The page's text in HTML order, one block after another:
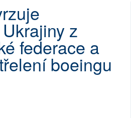
z
federace a
boeingu